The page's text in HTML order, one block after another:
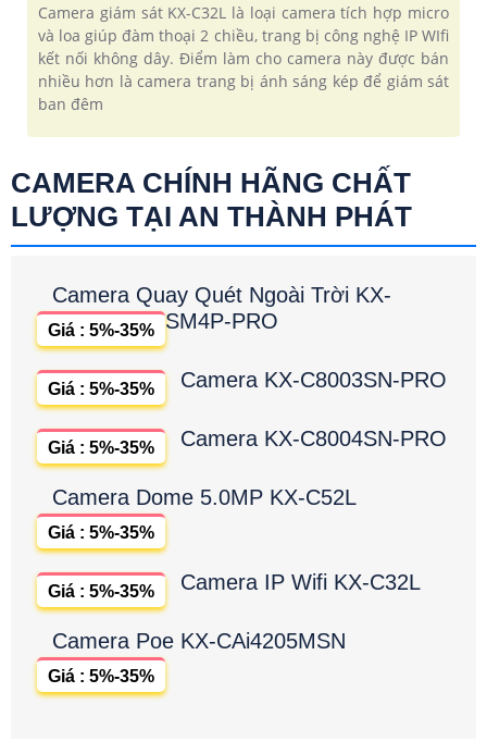
Camera giám sát KX-C32L là loại camera tích hợp micro
và loa giúp đàm thoại 2 chiều, trang bị công nghệ IP WIfi
kết nối không dây. Điểm làm cho camera này được bán
nhiều hơn là camera trang bị ánh sáng kép để giám sát
ban đêm
CAMERA CHÍNH HÃNG CHẤT
LƯỢNG TẠI AN THÀNH PHÁT
Camera Quay Quét Ngoài Trời KX-
SM4P-PRO
Giá : 5%-35%
Camera KX-C8003SN-PRO
Giá : 5%-35%
Camera KX-C8004SN-PRO
Giá : 5%-35%
Camera Dome 5.0MP KX-C52L
Giá : 5%-35%
Camera IP Wifi KX-C32L
Giá : 5%-35%
Camera Poe KX-CAi4205MSN
Giá : 5%-35%